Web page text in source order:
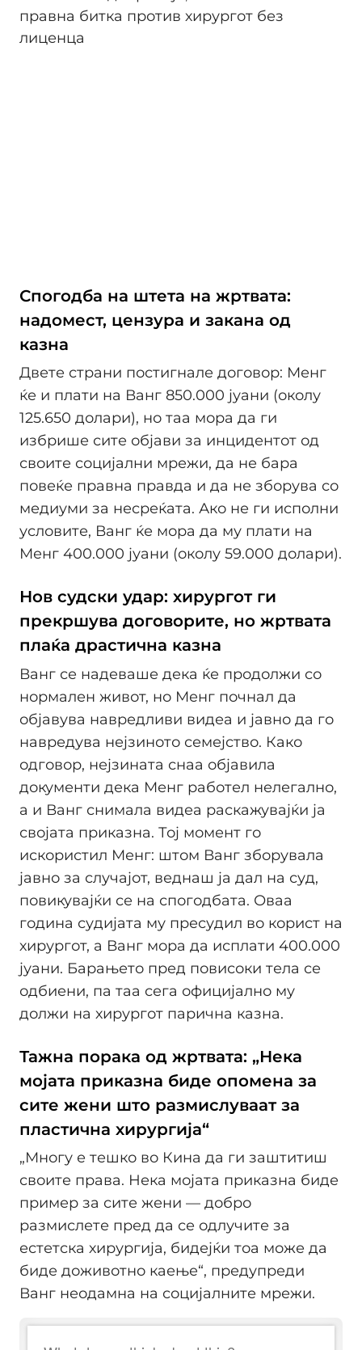
Спогодба на штета на жртвата:
надомест, цензура и закана од
казна
Двете страни постигнале договор: Менг
ќе и плати на Ванг 850.000 јуани (околу
125.650 долари), но таа мора да ги
избрише сите објави за инцидентот од
своите социјални мрежи, да не бара
повеќе правна правда и да не зборува со
медиуми за несреќата. Ако не ги исполни
условите, Ванг ќе мора да му плати на
Менг 400.000 јуани (околу 59.000 долари).
Нов судски удар: хирургот ги
прекршува договорите, но жртвата
плаќа драстична казна
Ванг се надеваше дека ќе продолжи со
нормален живот, но Менг почнал да
објавува навредливи видеа и јавно да го
навредува нејзиното семејство. Како
одговор, нејзината снаа објавила
документи дека Менг работел нелегално,
а и Ванг снимала видеа раскажувајќи ја
својата приказна. Тој момент го
искористил Менг: штом Ванг зборувала
јавно за случајот, веднаш ја дал на суд,
повикувајќи се на спогодбата. Оваа
година судијата му пресудил во корист на
хирургот, а Ванг мора да исплати 400.000
јуани. Барањето пред повисоки тела се
одбиени, па таа сега официјално му
должи на хирургот парична казна.
Тажна порака од жртвата: „Нека
мојата приказна биде опомена за
сите жени што размислуваат за
пластична хирургија“
„Многу е тешко во Кина да ги заштитиш
своите права. Нека мојата приказна биде
пример за сите жени — добро
размислете пред да се одлучите за
естетска хирургија, бидејќи тоа може да
биде доживотно каење“, предупреди
Ванг неодамна на социјалните мрежи.